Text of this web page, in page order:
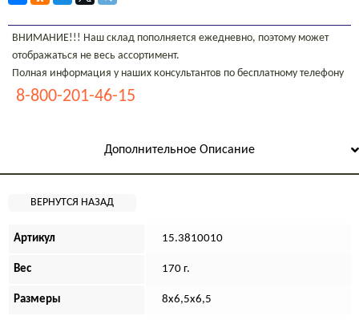
ВНИМАНИЕ!!! Наш склад пополняется ежедневно, поэтому может
отображаться не весь ассортимент.
Полная информация у наших консультантов по бесплатному телефону
8-800-201-46-15
Дополнительное Описание
Артикул 15.3810010
Вес 170 г.
Размеры 8х6,5х6,5